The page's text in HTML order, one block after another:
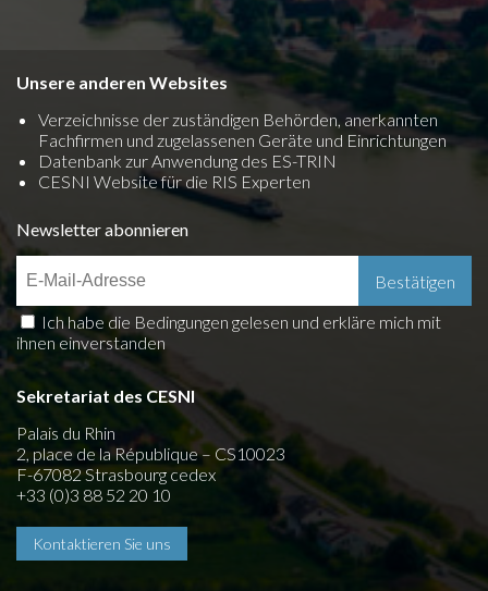
Unsere anderen Websites
Verzeichnisse der zuständigen Behörden, anerkannten
Fachfirmen und zugelassenen Geräte und Einrichtungen
Datenbank zur Anwendung des ES-TRIN
CESNI Website für die RIS Experten
Newsletter abonnieren
Ich habe die Bedingungen gelesen und erkläre mich mit
ihnen einverstanden
Sekretariat des CESNI
Palais du Rhin
2, place de la République – CS10023
F-67082 Strasbourg cedex
+33 (0)3 88 52 20 10
Kontaktieren Sie uns